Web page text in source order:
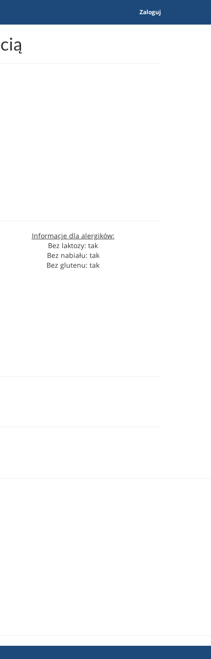
Zaloguj
Informacje dla alergików:
Bez laktozy: tak
Bez nabiału: tak
Bez glutenu: tak